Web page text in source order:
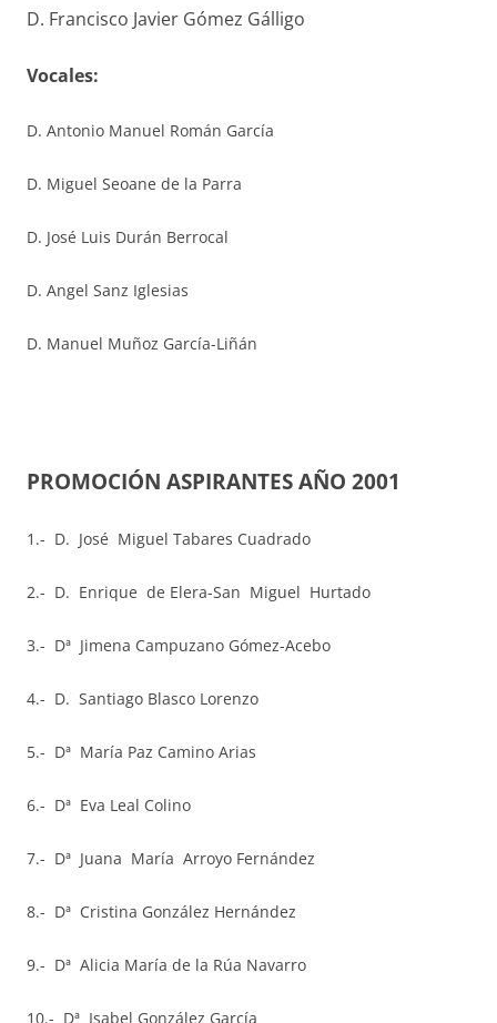
D. Francisco Javier Gómez Gálligo
Vocales:
D. Antonio Manuel Román García
D. Miguel Seoane de la Parra
D. José Luis Durán Berrocal
D. Angel Sanz Iglesias
D. Manuel Muñoz García-Liñán
PROMOCIÓN ASPIRANTES AÑO 2001
1.- D. José Miguel Tabares Cuadrado
2.- D. Enrique de Elera-San Miguel Hurtado
3.- Dª Jimena Campuzano Gómez-Acebo
4.- D. Santiago Blasco Lorenzo
5.- Dª María Paz Camino Arias
6.- Dª Eva Leal Colino
7.- Dª Juana María Arroyo Fernández
8.- Dª Cristina González Hernández
9.- Dª Alicia María de la Rúa Navarro
10.- Dª Isabel González García